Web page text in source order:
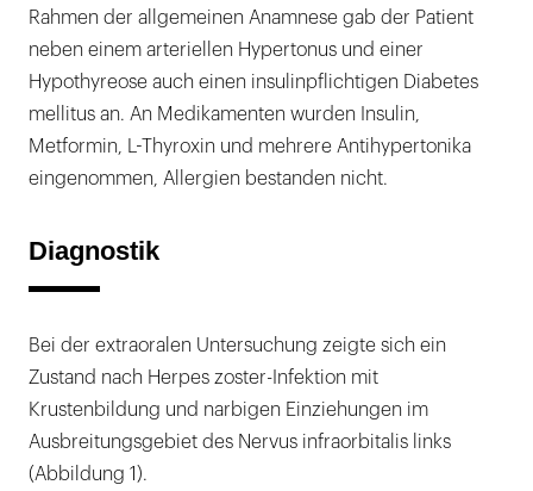
Rahmen der allgemeinen Anamnese gab der Patient
neben einem arteriellen Hypertonus und einer
Hypothyreose auch einen insulinpflichtigen Diabetes
mellitus an. An Medikamenten wurden Insulin,
Metformin, L-Thyroxin und mehrere Antihypertonika
eingenommen, Allergien bestanden nicht.
Diagnostik
Bei der extraoralen Untersuchung zeigte sich ein
Zustand nach Herpes zoster-Infektion mit
Krustenbildung und narbigen Einziehungen im
Ausbreitungsgebiet des Nervus infraorbitalis links
(Abbildung 1).